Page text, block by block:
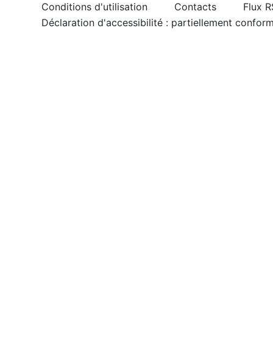
Conditions d'utilisation Contacts
Flux
Déclaration d'accessibilité : partiellement